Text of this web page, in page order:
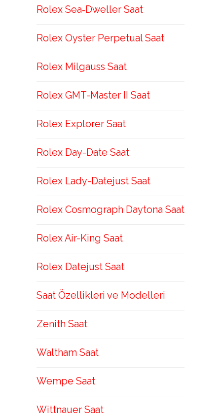
Rolex Sea‑Dweller Saat
Rolex Oyster Perpetual Saat
Rolex Milgauss Saat
Rolex GMT-Master II Saat
Rolex Explorer Saat
Rolex Day-Date Saat
Rolex Lady-Datejust Saat
Rolex Cosmograph Daytona Saat
Rolex Air-King Saat
Rolex Datejust Saat
Saat Özellikleri ve Modelleri
Zenith Saat
Waltham Saat
Wempe Saat
Wittnauer Saat